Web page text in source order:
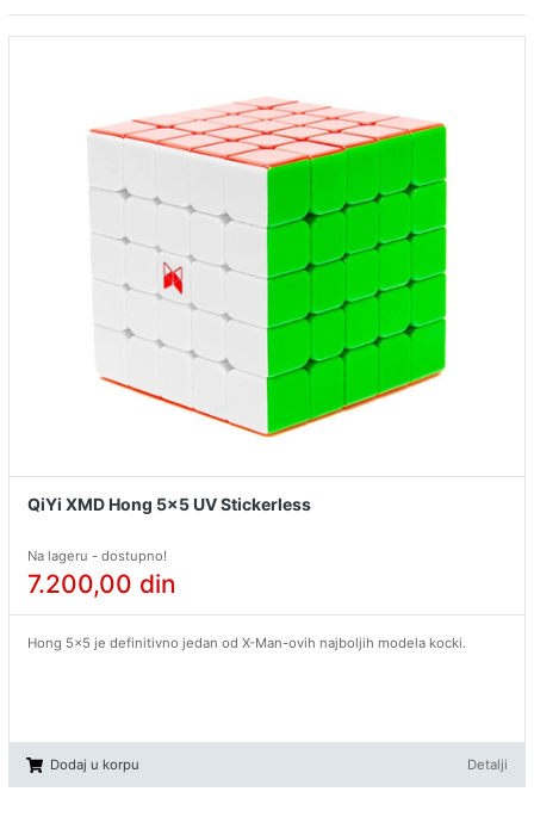
QiYi XMD Hong 5x5 UV Stickerless
Na lageru - dostupno!
7.200,00 din
Hong 5x5 je definitivno jedan od X-Man-ovih najboljih modela kocki.
Dodaj u korpu Detalji